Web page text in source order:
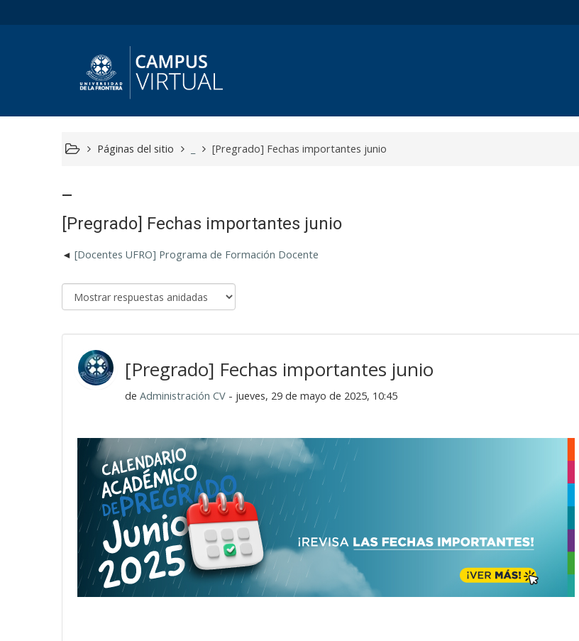
Páginas del sitio [Pregrado] Fechas importantes junio
[Pregrado] Fechas importantes junio
[Docentes UFRO] Programa de Formación Docente
[Pregrado] Fechas importantes junio
de Administración CV - jueves, 29 de mayo de 2025, 10:45